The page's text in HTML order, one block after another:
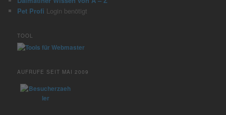
Pet Profi Login benötigt
TOOL
AUFRUFE SEIT MAI 2009